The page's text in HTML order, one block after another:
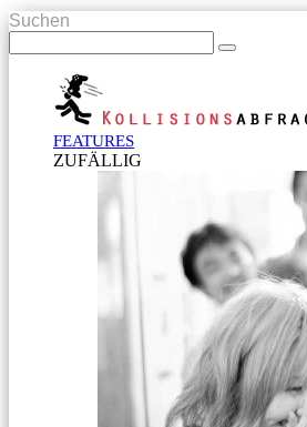
Suchen
FEATURES
ZUFÄLLIG